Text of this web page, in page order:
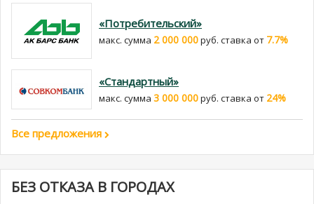
«Потребительский»
макс. сумма 2 000 000руб. cтавка от 7.7%
«Стандартный»
макс. сумма 3 000 000руб. cтавка от 24%
Все предложения
БЕЗ ОТКАЗА В ГОРОДАХ